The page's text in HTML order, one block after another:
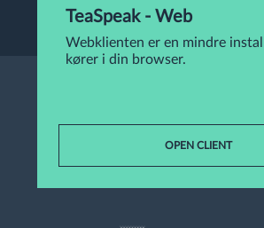
TeaSpeak - Web
Webklienten er en mindre
kører i din browser.
OPEN CLIENT